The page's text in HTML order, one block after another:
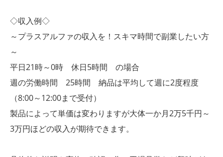
◇収入例◇
～プラスアルファの収入を！スキマ時間で副業したい方
～
平日21時～0時 休日5時間 の場合
週の労働時間 25時間 納品は平均して週に2度程度
（8:00～12:00まで受付）
製品によって単価は変わりますが大体一か月2万5千円～
3万円ほどの収入が期待できます。